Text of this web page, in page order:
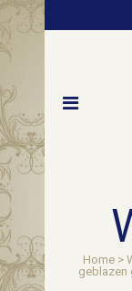
Home>
geblazen